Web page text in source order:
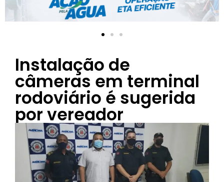
Instalação de
câmeras em terminal
rodoviário é sugerida
por vereador